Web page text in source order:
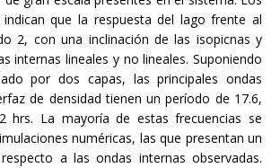
que la respuesta del lago frente al
2, con una inclinación de las isopicnas y
internas lineales y no lineales. Suponiendo
por dos capas, las principales ondas
de densidad tienen un período de 17.6,
hrs. La mayoría de estas frecuencias se
numéricas, las que presentan un
a las ondas internas observadas.